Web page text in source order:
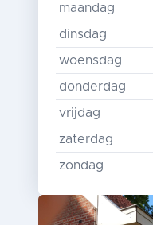
maandag
dinsdag
woensdag
donderdag
vrijdag
zaterdag
zondag